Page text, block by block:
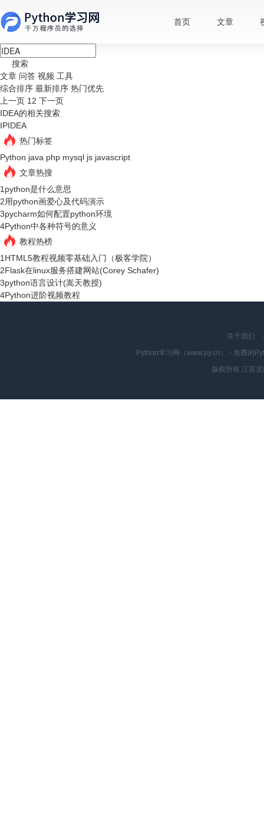
首页 文章
搜索
文章 问答 视频 工具
综合排序 最新排序 热门优先
上一页 12 下一页
IDEA的相关搜索
IPIDEA
热门标签
Python java php mysql js javascript
文章热搜
1python是什么意思
2用python画爱心及代码演示
3pycharm如何配置python环境
4Python中各种符号的意义
教程热榜
1HTML5教程视频零基础入门（极客学院）
2Flask在linux服务搭建网站(Corey Schafer)
3python语言设计(嵩天教授)
4Python进阶视频教程
关于我们
Python学习网（www.py.cn） - 免费的
版权所有 江苏